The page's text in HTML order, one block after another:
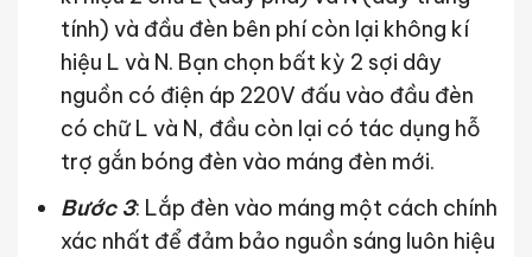
tính) và đầu đèn bên phí còn lại không kí
hiệu L và N. Bạn chọn bất kỳ 2 sợi dây
nguồn có điện áp 220V đấu vào đầu đèn
có chữ L và N, đầu còn lại có tác dụng hỗ
trợ gắn bóng đèn vào máng đèn mới.
Bước 3: Lắp đèn vào máng một cách chính
xác nhất để đảm bảo nguồn sáng luôn hiệu